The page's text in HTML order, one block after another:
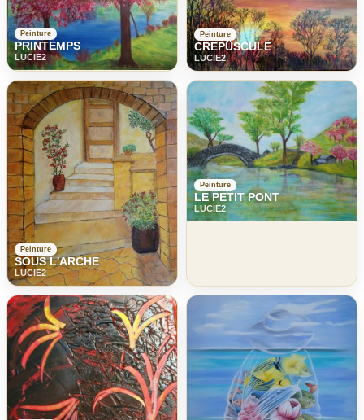
Peinture
PRINTEMPS
LUCIE2
Peinture
CREPÜSCULE
LUCIE2
Peinture
SOUS L'ARCHE
LUCIE2
Peinture
LE PETIT PONT
LUCIE2